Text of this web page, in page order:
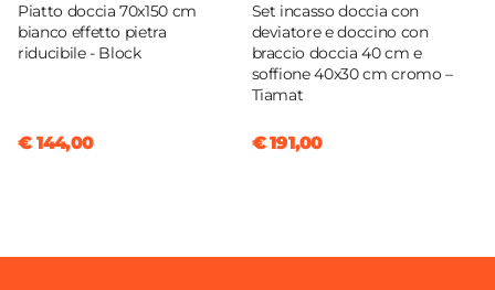
Piatto doccia 70x150 cm
bianco effetto pietra
riducibile - Block
€ 144,00
Set incasso doccia con
deviatore e doccino con
braccio doccia 40 cm e
soffione 40x30 cm cromo –
Tiamat
€ 191,00